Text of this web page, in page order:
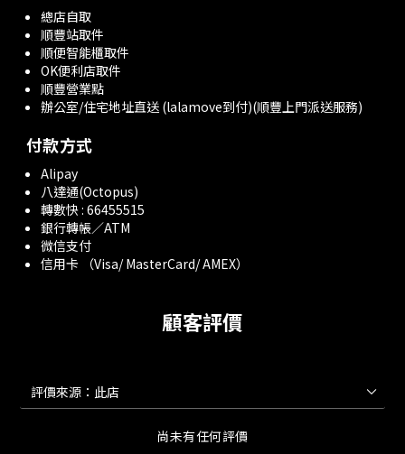
總店自取
順豐站取件
順便智能櫃取件
OK便利店取件
順豐營業點
辦公室/住宅地址直送 (lalamove到付)(順豐上門派送服務)
付款方式
Alipay
八達通(Octopus)
轉數快 : 66455515
銀行轉帳／ATM
微信支付
信用卡 （Visa/ MasterCard/ AMEX）
顧客評價
尚未有任何評價